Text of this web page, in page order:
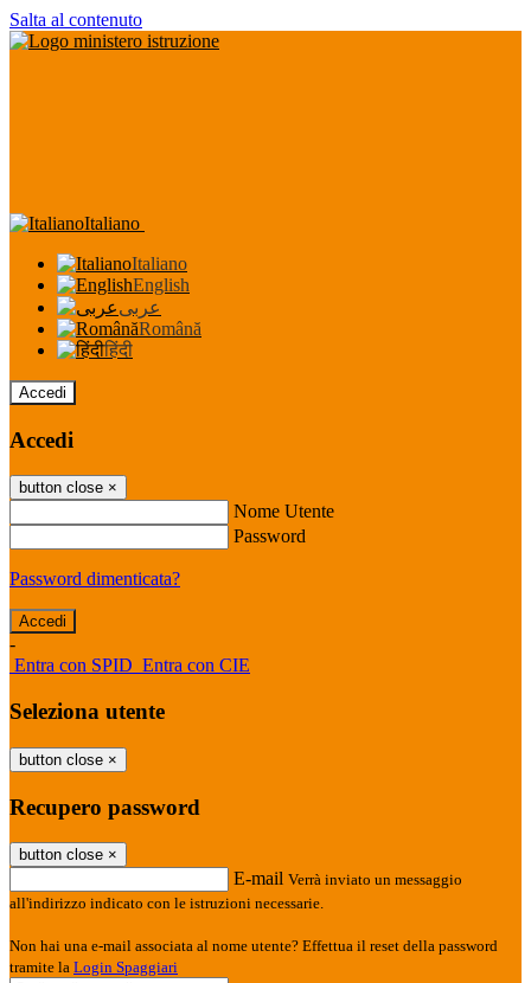
Salta al contenuto
Italiano
Italiano
English
عربى
Română
हिंदी
Accedi
Accedi
button close ×
Nome Utente
Password
Password dimenticata?
-
Entra con SPID Entra con CIE
Seleziona utente
button close ×
Recupero password
button close ×
E-mail Verrà inviato un messaggio
all'indirizzo indicato con le istruzioni necessarie.
Non hai una e-mail associata al nome utente? Effettua il reset della password
tramite la Login Spaggiari